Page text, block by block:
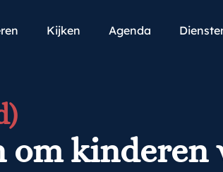
Kijken Agenda
om kinderen